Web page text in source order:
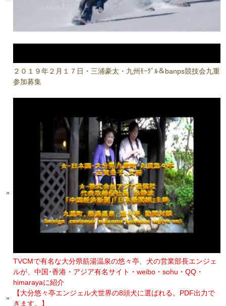
２０１９年２月１７日・三浦豪太・九州ﾓｰｸﾞﾙ＆banps競技会九重
参加募集
TVCMで有名な大分県筋湯温泉の悠々亭、犬の営業部長エンジェ
ルが、中国･香港・アジア有名サイト・weibo・sohu・QQ・
himarayaに紹介
【大分悠々亭エンジェル犬世界の8頭犬に選ばれる。PDF出力で
きます。】